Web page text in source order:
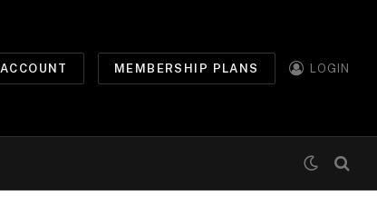
ACCOUNT MEMBERSHIP PLANS LOGIN